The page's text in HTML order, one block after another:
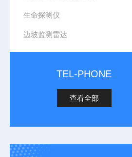
生命探测仪
边坡监测雷达
TEL-PHONE
查看全部